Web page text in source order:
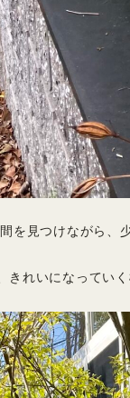
を見つけながら、
きれいになってい